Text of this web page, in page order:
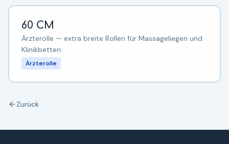
60 CM
Ärzterolle — extra breite Rollen für Massageliegen und
Klinikbetten.
Ärzterolle
Zurück